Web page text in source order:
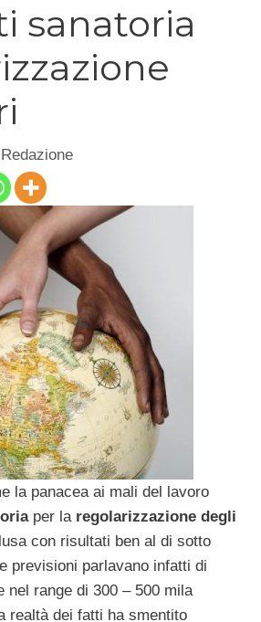
sanatoria
Redazione
la panacea ai mali del lavoro
per la regolarizzazione degli
con risultati ben al di sotto
previsioni parlavano infatti di
nel range di 300 – 500 mila
realtà dei fatti ha smentito